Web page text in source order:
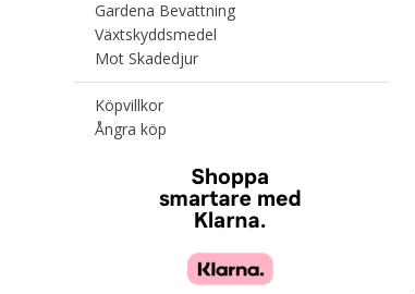
Gardena Bevattning
Växtskyddsmedel
Mot Skadedjur
Köpvillkor
Ångra köp